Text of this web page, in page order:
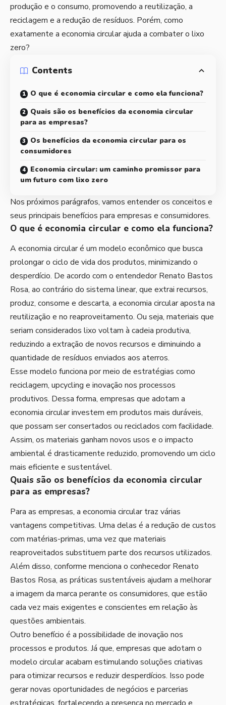
produção e o consumo, promovendo a reutilização, a
reciclagem e a redução de resíduos. Porém, como
exatamente a economia circular ajuda a combater o lixo
zero?
Contents
O que é economia circular e como ela funciona?
Quais são os benefícios da economia circular
para as empresas?
Os benefícios da economia circular para os
consumidores
Economia circular: um caminho promissor para
um futuro com lixo zero
Nos próximos parágrafos, vamos entender os conceitos e
seus principais benefícios para empresas e consumidores.
O que é economia circular e como ela funciona?
A economia circular é um modelo econômico que busca
prolongar o ciclo de vida dos produtos, minimizando o
desperdício. De acordo com o entendedor Renato Bastos
Rosa, ao contrário do sistema linear, que extrai recursos,
produz, consome e descarta, a economia circular aposta na
reutilização e no reaproveitamento. Ou seja, materiais que
seriam considerados lixo voltam à cadeia produtiva,
reduzindo a extração de novos recursos e diminuindo a
quantidade de resíduos enviados aos aterros.
Esse modelo funciona por meio de estratégias como
reciclagem, upcycling e inovação nos processos
produtivos. Dessa forma, empresas que adotam a
economia circular investem em produtos mais duráveis,
que possam ser consertados ou reciclados com facilidade.
Assim, os materiais ganham novos usos e o impacto
ambiental é drasticamente reduzido, promovendo um ciclo
mais eficiente e sustentável.
Quais são os benefícios da economia circular
para as empresas?
Para as empresas, a economia circular traz várias
vantagens competitivas. Uma delas é a redução de custos
com matérias-primas, uma vez que materiais
reaproveitados substituem parte dos recursos utilizados.
Além disso, conforme menciona o conhecedor Renato
Bastos Rosa, as práticas sustentáveis ajudam a melhorar
a imagem da marca perante os consumidores, que estão
cada vez mais exigentes e conscientes em relação às
questões ambientais.
Outro benefício é a possibilidade de inovação nos
processos e produtos. Já que, empresas que adotam o
modelo circular acabam estimulando soluções criativas
para otimizar recursos e reduzir desperdícios. Isso pode
gerar novas oportunidades de negócios e parcerias